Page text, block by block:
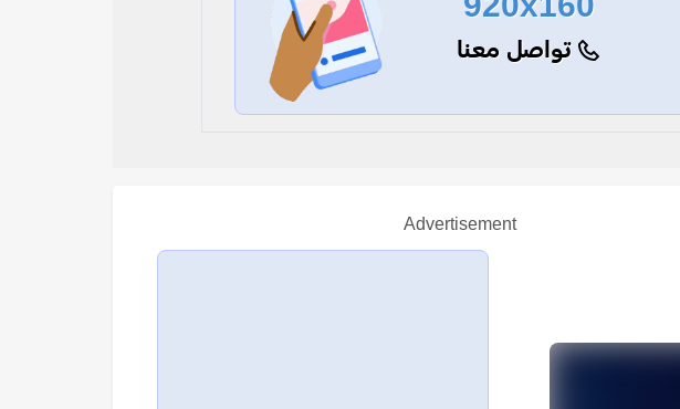
920x160
تواصل معنا
Advertisement